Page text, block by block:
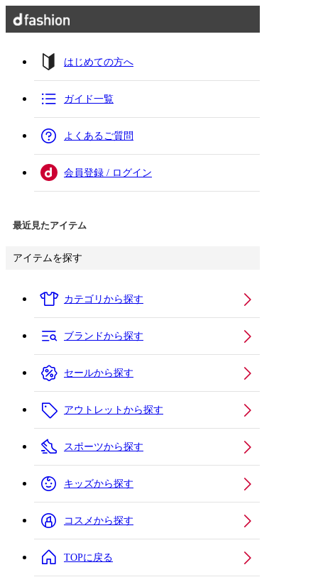
はじめての方へ
ガイド一覧
よくあるご質問
会員登録 / ログイン
最近見たアイテム
アイテムを探す
カテゴリから探す
ブランドから探す
セールから探す
アウトレットから探す
スポーツから探す
キッズから探す
コスメから探す
TOPに戻る